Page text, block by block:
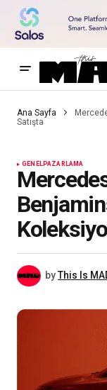
Ana Sayfa
Satışta
GENELPAZARLAMA
byThis Is